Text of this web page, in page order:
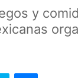
y
Skype Messenger